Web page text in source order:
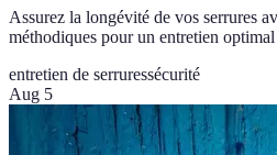
Assurez la longévité de vos serrures
méthodiques pour un entretien
entretien de serruressécurité
Aug 5